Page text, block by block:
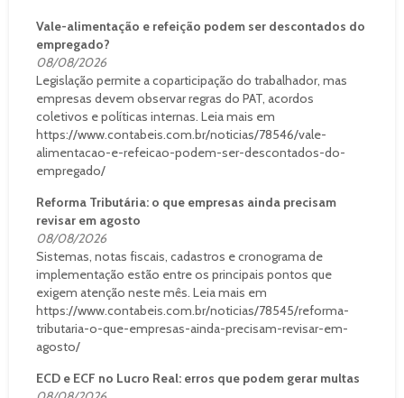
Vale-alimentação e refeição podem ser descontados do
empregado?
08/08/2026
Legislação permite a coparticipação do trabalhador, mas
empresas devem observar regras do PAT, acordos
coletivos e políticas internas. Leia mais em
https://www.contabeis.com.br/noticias/78546/vale-
alimentacao-e-refeicao-podem-ser-descontados-do-
empregado/
Reforma Tributária: o que empresas ainda precisam
revisar em agosto
08/08/2026
Sistemas, notas fiscais, cadastros e cronograma de
implementação estão entre os principais pontos que
exigem atenção neste mês. Leia mais em
https://www.contabeis.com.br/noticias/78545/reforma-
tributaria-o-que-empresas-ainda-precisam-revisar-em-
agosto/
ECD e ECF no Lucro Real: erros que podem gerar multas